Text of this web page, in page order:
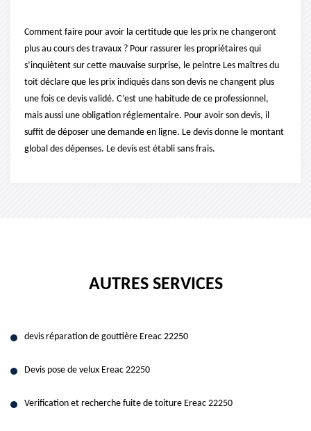
Comment faire pour avoir la certitude que les prix ne changeront
plus au cours des travaux ? Pour rassurer les propriétaires qui
s’inquiètent sur cette mauvaise surprise, le peintre Les maîtres du
toit déclare que les prix indiqués dans son devis ne changent plus
une fois ce devis validé. C’est une habitude de ce professionnel,
mais aussi une obligation réglementaire. Pour avoir son devis, il
suffit de déposer une demande en ligne. Le devis donne le montant
global des dépenses. Le devis est établi sans frais.
AUTRES SERVICES
devis réparation de gouttière Ereac 22250
Devis pose de velux Ereac 22250
Verification et recherche fuite de toiture Ereac 22250